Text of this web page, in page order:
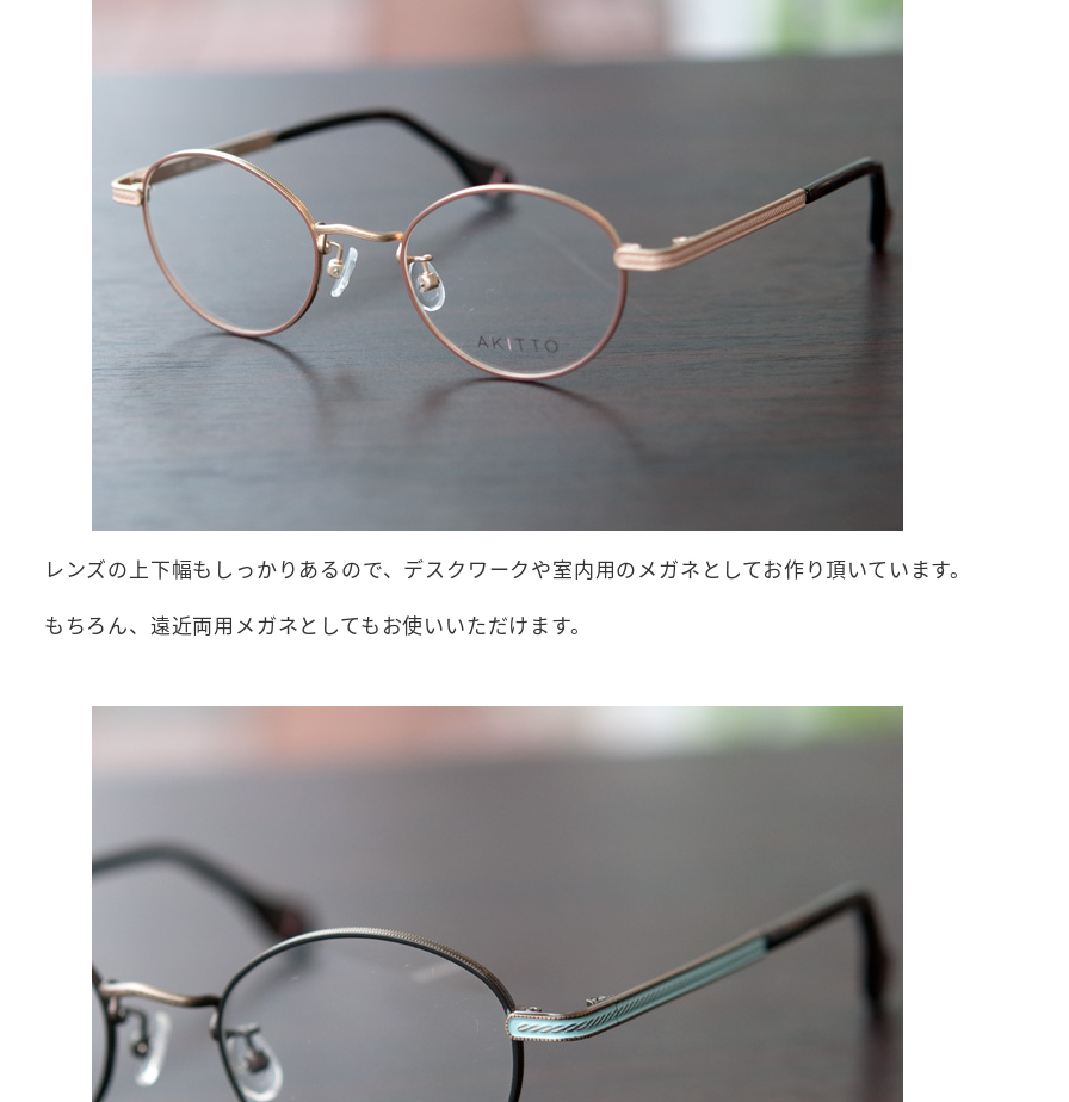
レンズの上下幅もしっかりあるので、デスクワークや室内用のメガネとしてお作り頂いています。
もちろん、遠近両用メガネとしてもお使いいただけます。